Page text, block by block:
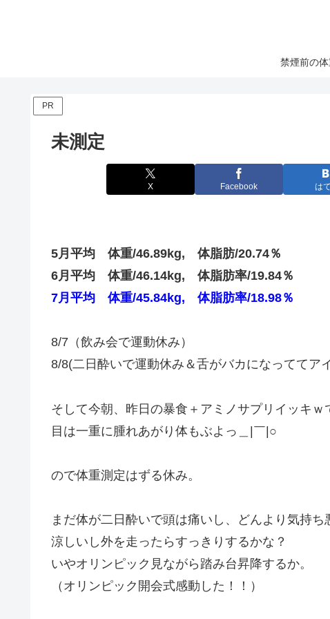
禁煙前の
PR
未測定
X Facebook は
5月平均 体重/46.89kg, 体脂肪/20.74％
6月平均 体重/46.14kg, 体脂肪率/19.84％
7月平均 体重/45.84kg, 体脂肪率/18.98％
8/7（飲み会で運動休み）
8/8(二日酔いで運動休み＆舌がバカになっててア
そして今朝、昨日の暴食＋アミノサプリイッキｗ
目は一重に腫れあがり体もぶよっ＿|￣|○
ので体重測定はずる休み。
まだ体が二日酔いで頭は痛いし、どんより気持ち
涼しいし外を走ったらすっきりするかな？
いやオリンピック見ながら踏み台昇降するか。
（オリンピック開会式感動した！！）